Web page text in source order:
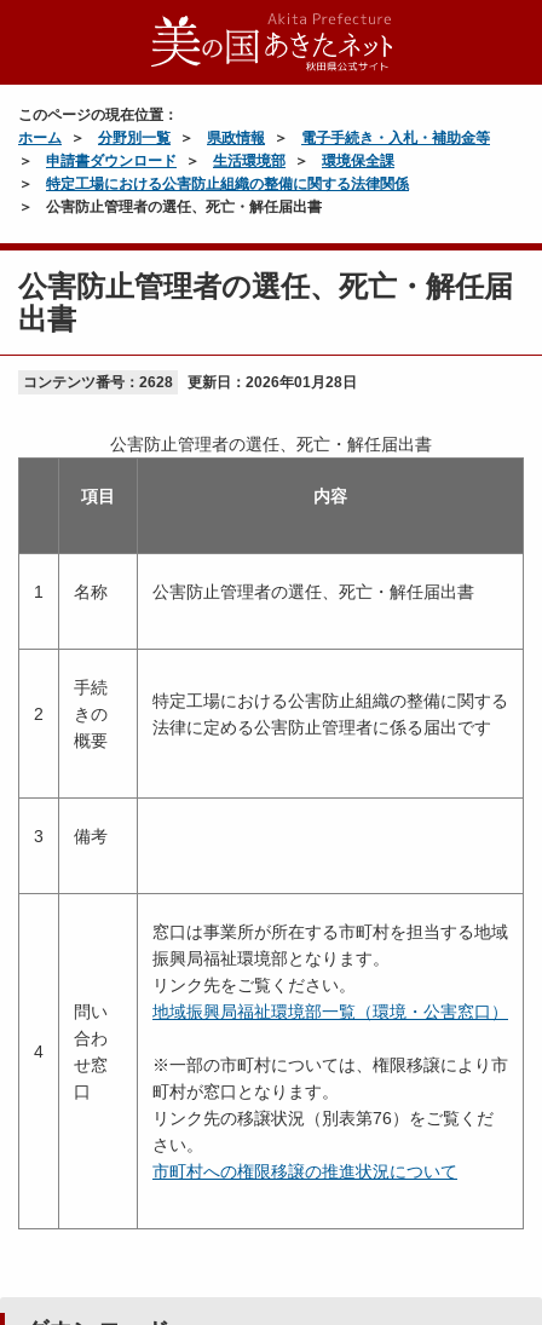
このページの現在位置：
ホーム
分野別一覧 県政情報
電子手続き・入札・補助金等
申請書ダウンロード
生活環境部
環境保全課
特定工場における公害防止組織の整備に関する法律関係
公害防止管理者の選任、死亡・解任届出書
公害防止管理者の選任、死亡・解任届
出書
コンテンツ番号：2628 更新日： 2026年01月28日
項目 内容
公害防止管理者の選任、死亡・解任届出書
1 名称 公害防止管理者の選任、死亡・解任届出書
2
手続
きの
概要
特定工場における公害防止組織の整備に関する
法律に定める公害防止管理者に係る届出です
3 備考
4
問い
合わ
せ窓
口
窓口は事業所が所在する市町村を担当する地域
振興局福祉環境部となります。
リンク先をご覧ください。
地域振興局福祉環境部一覧（環境・公害窓口）
※一部の市町村については、権限移譲により市
町村が窓口となります。
リンク先の移譲状況（別表第76）をご覧くだ
さい。
市町村への権限移譲の推進状況について